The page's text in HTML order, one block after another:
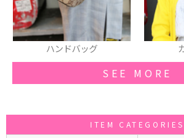
カーディガン
SEE MORE
ITEM CATEGORIES